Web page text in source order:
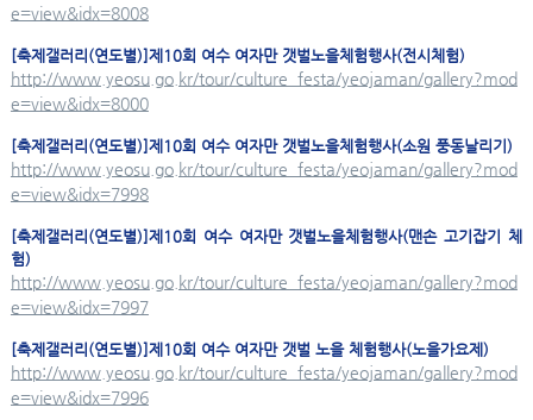
e=view&idx=8008
[축제갤러리(연도별)]제10회 여수 여자만갯벌노을체험행사(전시체험)
http://www.yeosu.go.kr/tour/culture_festa/yeojaman/gallery?mod
e=view&idx=8000
[축제갤러리(연도별)]제10회 여수 여자만갯벌노을체험행사(소원 풍동날리기)
http://www.yeosu.go.kr/tour/culture_festa/yeojaman/gallery?mod
e=view&idx=7998
[축제갤러리(연도별)]제10회 여수 여자만갯벌노을체험행사(맨손 고기잡기 체
험)
http://www.yeosu.go.kr/tour/culture_festa/yeojaman/gallery?mod
e=view&idx=7997
[축제갤러리(연도별)]제10회 여수 여자만갯벌 노을 체험행사(노을가요제)
http://www.yeosu.go.kr/tour/culture_festa/yeojaman/gallery?mod
e=view&idx=7996